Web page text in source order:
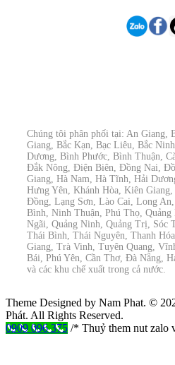
Chúng tôi phân phối tại: An Giang,
Giang, Bắc Kạn, Bạc Liêu, Bắc
Dương, Bình Phước, Bình Thuận,
Đắk Nông, Điện Biên, Đồng Nai,
Giang, Hà Nam, Hà Tĩnh, Hải
Hưng Yên, Khánh Hòa, Kiên
Đồng, Lạng Sơn, Lào Cai, Long
Bình, Ninh Thuận, Phú Thọ, Quảng
Ngãi, Quảng Ninh, Quảng Trị, Sóc
Thái Bình, Thái Nguyên, Thanh
Giang, Trà Vinh, Tuyên Quang,
Bái, Phú Yên, Cần Thơ, Đà Nẵng,
và các khu chế xuất trong cả nước.
Theme Designed by Nam Phat. ©
Phát. All Rights Reserved.
0909 096 375 /* Thuỷ them nut zalo